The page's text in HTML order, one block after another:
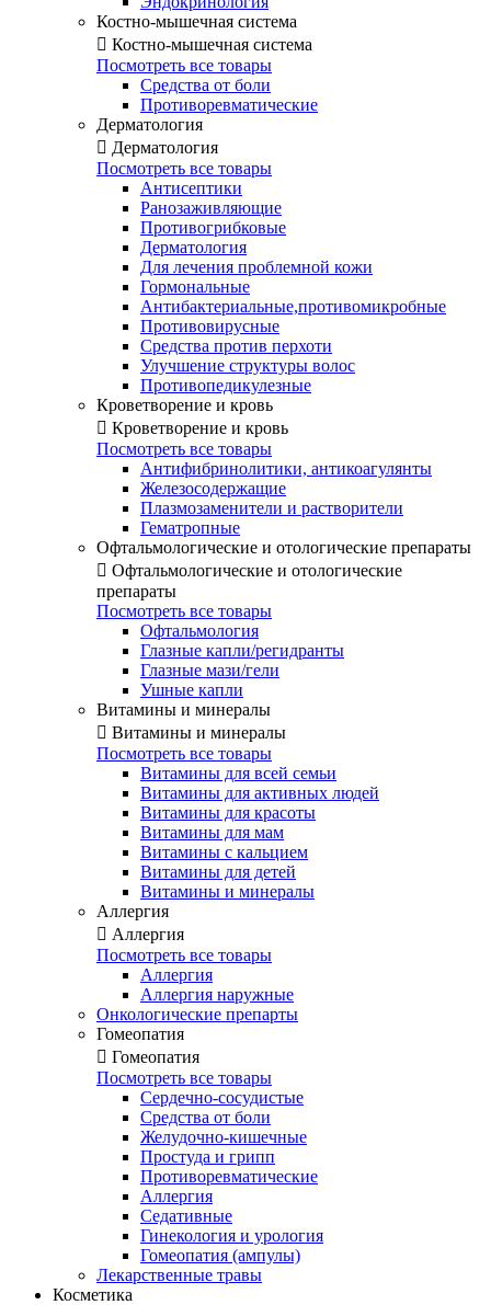
Костно-мышечная система
 Костно-мышечная система
Посмотреть все товары
Средства от боли
Противоревматические
Дерматология
 Дерматология
Посмотреть все товары
Антисептики
Ранозаживляющие
Противогрибковые
Дерматология
Для лечения проблемной кожи
Гормональные
Антибактериальные,противомикробные
Противовирусные
Средства против перхоти
Улучшение структуры волос
Противопедикулезные
Кроветворение и кровь
 Кроветворение и кровь
Посмотреть все товары
Антифибринолитики, антикоагулянты
Железосодержащие
Плазмозаменители и растворители
Гематропные
Офтальмологические и отологические препараты
 Офтальмологические и отологические
препараты
Посмотреть все товары
Офтальмология
Глазные капли/регидранты
Глазные мази/гели
Ушные капли
Витамины и минералы
 Витамины и минералы
Посмотреть все товары
Витамины для всей семьи
Витамины для активных людей
Витамины для красоты
Витамины для мам
Витамины с кальцием
Витамины для детей
Витамины и минералы
Аллергия
 Аллергия
Посмотреть все товары
Аллергия
Аллергия наружные
Онкологические препарты
Гомеопатия
 Гомеопатия
Посмотреть все товары
Сердечно-сосудистые
Средства от боли
Желудочно-кишечные
Простуда и грипп
Противоревматические
Аллергия
Седативные
Гинекология и урология
Гомеопатия (ампулы)
Лекарственные травы
Косметика